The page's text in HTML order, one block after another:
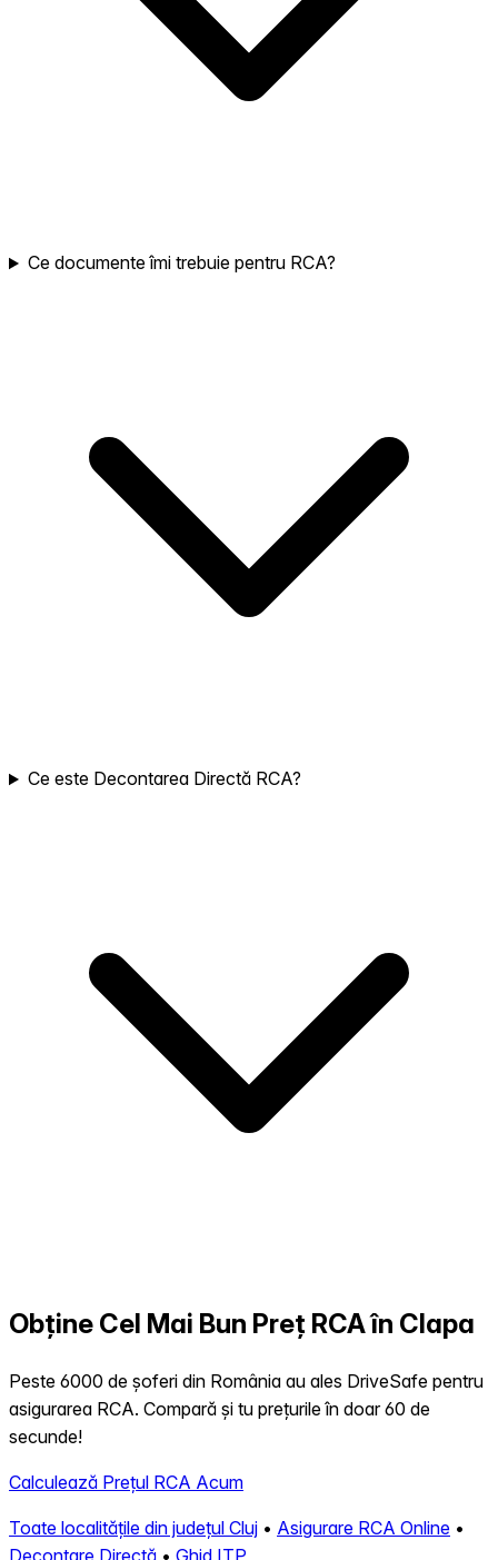
Ce documente îmi trebuie pentru RCA?
Ce este Decontarea Directă RCA?
Obține Cel Mai Bun Preț RCA în Clapa
Peste 6000 de șoferi din România au ales DriveSafe pentru
asigurarea RCA. Compară și tu prețurile în doar 60 de
secunde!
Calculează Prețul RCA Acum
Toate localitățile din județul Cluj • Asigurare RCA Online •